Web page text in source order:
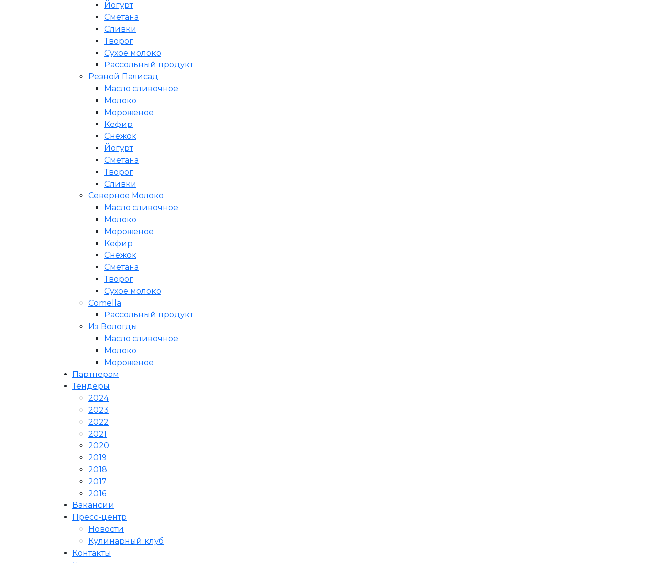
Йогурт
Сметана
Сливки
Творог
Сухое молоко
Рассольный продукт
Резной Палисад
Масло сливочное
Молоко
Мороженое
Кефир
Снежок
Йогурт
Сметана
Творог
Сливки
Северное Молоко
Масло сливочное
Молоко
Мороженое
Кефир
Снежок
Сметана
Творог
Сухое молоко
Comеlla
Рассольный продукт
Из Вологды
Масло сливочное
Молоко
Мороженое
Партнерам
Тендеры
2024
2023
2022
2021
2020
2019
2018
2017
2016
Вакансии
Пресс-центр
Новости
Кулинарный клуб
Контакты